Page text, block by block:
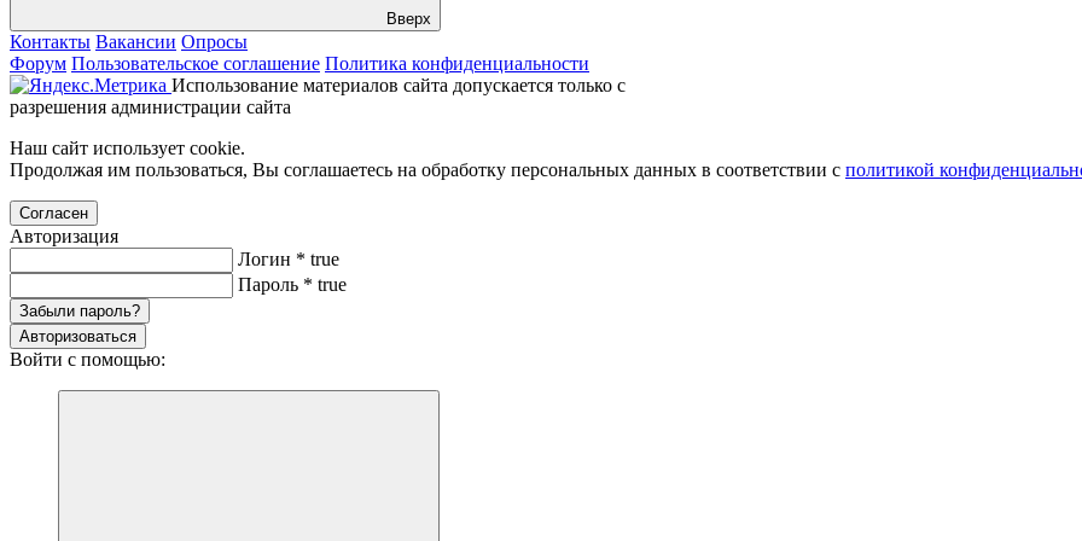
Вверх
Контакты Вакансии Опросы
Форум Пользовательское соглашение Политика конфиденциальности
Использование материалов сайта допускается только с
разрешения администрации сайта
Наш сайт использует cookie.
Продолжая им пользоваться, Вы соглашаетесь на обработку персональных данных в соответствии с политикой
Согласен
Авторизация
Логин * true
Пароль * true
Забыли пароль?
Авторизоваться
Войти с помощью: